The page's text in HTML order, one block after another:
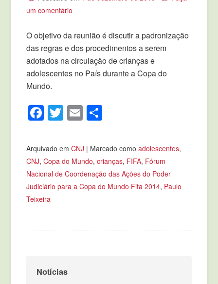
um comentário
O objetivo da reunião é discutir a padronização
das regras e dos procedimentos a serem
adotados na circulação de crianças e
adolescentes no País durante a Copa do
Mundo.
Facebook
Twitter
Email
Arquivado emCNJ | Marcado comoadolescentes,
CNJ,Copa do Mundo,crianças, FIFA, Fórum
Nacional de Coordenação das Ações do Poder
Judiciário para a Copa do Mundo Fifa 2014, Paulo
Teixeira
Notícias